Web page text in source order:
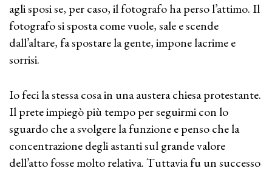
agli sposi se, per caso, il fotografo ha perso l’attimo. Il
fotografo si sposta come vuole, sale e scende
dall’altare, fa spostare la gente, impone lacrime e
sorrisi.
Io feci la stessa cosa in una austera chiesa protestante.
Il prete impiegò più tempo per seguirmi con lo
sguardo che a svolgere la funzione e penso che la
concentrazione degli astanti sul grande valore
dell’atto fosse molto relativa. Tuttavia fu un successo